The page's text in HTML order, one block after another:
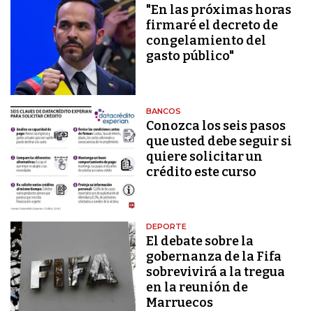
"En las próximas horas
firmaré el decreto de
congelamiento del
gasto público"
BANCOS
Conozca los seis pasos
que usted debe seguir si
quiere solicitar un
crédito este curso
DEPORTE
El debate sobre la
gobernanza de la Fifa
sobrevivirá a la tregua
en la reunión de
Marruecos